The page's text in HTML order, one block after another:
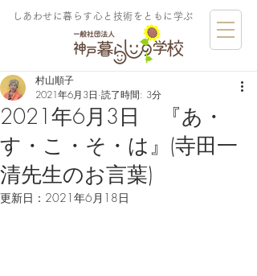
しあわせに暮らす​心と技術をともに学ぶ
2021年6月3日 『あ・
す・こ・そ・は』(寺田一
清先生のお言葉)
村山順子
2021年6月3日 読了時間: 3分
更新日： 2021年6月18日